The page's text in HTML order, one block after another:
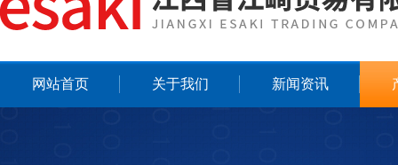
网站首页 关于我们 新闻资讯